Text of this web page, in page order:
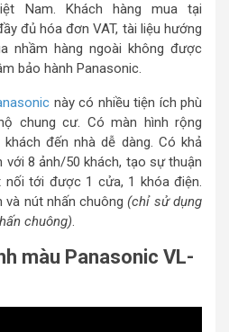
Nam. Khách hàng mua tại
đủ hóa đơn VAT, tài liệu hướng
nhầm hàng ngoài không được
bảo hành Panasonic.
này có nhiều tiện ích phù
chung cư. Có màn hình rộng
đến nhà dễ dàng. Có khả
với 8 ảnh/50 khách, tạo sự thuận
nối tới được 1 cửa, 1 khóa điện.
và nút nhấn chuông(chỉ sử dụng
chuông).
màu Panasonic VL-